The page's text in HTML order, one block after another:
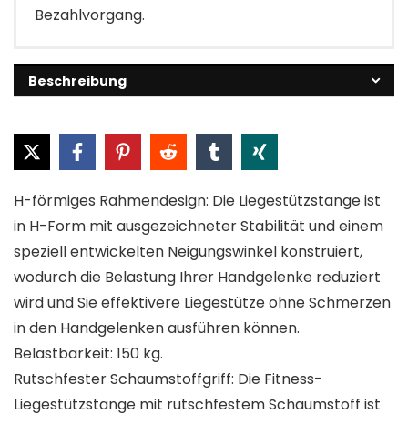
Bezahlvorgang.
Beschreibung
H-förmiges Rahmendesign: Die Liegestützstange ist
in H-Form mit ausgezeichneter Stabilität und einem
speziell entwickelten Neigungswinkel konstruiert,
wodurch die Belastung Ihrer Handgelenke reduziert
wird und Sie effektivere Liegestütze ohne Schmerzen
in den Handgelenken ausführen können.
Belastbarkeit: 150 kg.
Rutschfester Schaumstoffgriff: Die Fitness-
Liegestützstange mit rutschfestem Schaumstoff ist